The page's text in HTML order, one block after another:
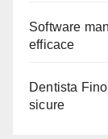
Software
efficace
Dentista
sicure